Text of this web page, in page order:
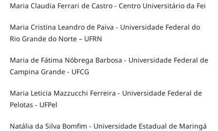
Maria Claudia Ferrari de Castro - Centro Universitário da Fei
Maria Cristina Leandro de Paiva - Universidade Federal do
Rio Grande do Norte – UFRN
Maria de Fátima Nóbrega Barbosa - Universidade Federal de
Campina Grande - UFCG
Maria Leticia Mazzucchi Ferreira - Universidade Federal de
Pelotas - UFPel
Natália da Silva Bomfim - Universidade Estadual de Maringá